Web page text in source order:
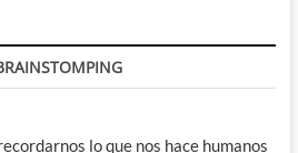
lo que nos hace humanos